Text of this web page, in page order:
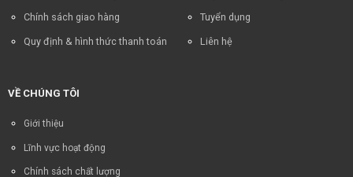
Chính sách giao hàng
Quy định & hình thức thanh toán
Tuyển dụng
Liên hệ
VỀ CHÚNG TÔI
Giới thiệu
Lĩnh vực hoạt động
Chính sách chất lượng